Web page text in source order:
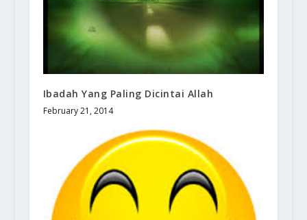
Ibadah Yang Paling Dicintai Allah
February 21, 2014